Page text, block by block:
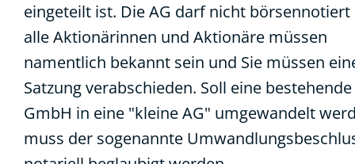
eingeteilt ist. Die AG darf nicht börsennotiert
alle Aktionärinnen und Aktionäre müssen
namentlich bekannt sein und Sie müssen
Satzung verabschieden. Soll eine bestehende
GmbH in eine "kleine AG" umgewandelt
muss der sogenannte